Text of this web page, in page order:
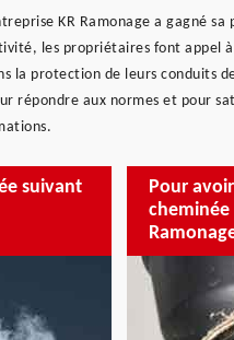
KR Ramonage a gagné sa
les propriétaires font appel
la protection de leurs conduits
répondre aux normes et pour
suivant
Pour
cheminée